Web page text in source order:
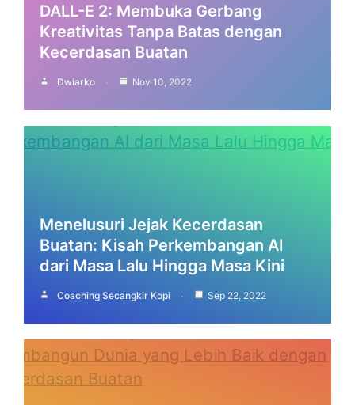
DALL-E 2: Membuka Gerbang
Kreativitas Tanpa Batas dengan
Kecerdasan Buatan
Dwiarko Nov 10, 2022
Menelusuri Jejak Kecerdasan
Buatan: Kisah Perkembangan AI
dari Masa Lalu Hingga Masa Kini
Coaching Secangkir Kopi Sep 22, 2022